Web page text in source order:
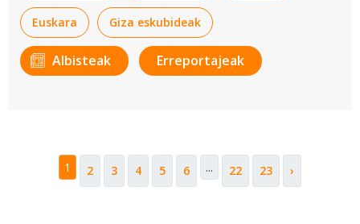
Euskara Giza eskubideak
Albisteak Erreportajeak
1 2 3 4 5 6 ... 22 23 ›